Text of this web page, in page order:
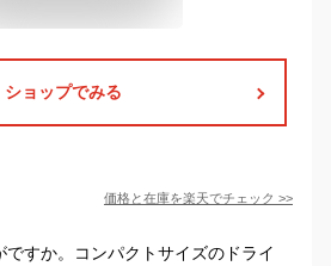
ショップでみる
価格と在庫を楽天でチェック >>
ですか。コンパクトサイズのドライ